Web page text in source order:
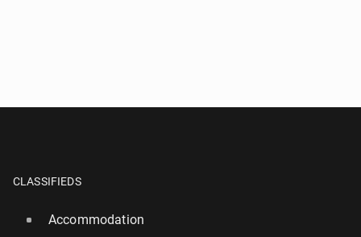
CLASSIFIEDS
Accommodation